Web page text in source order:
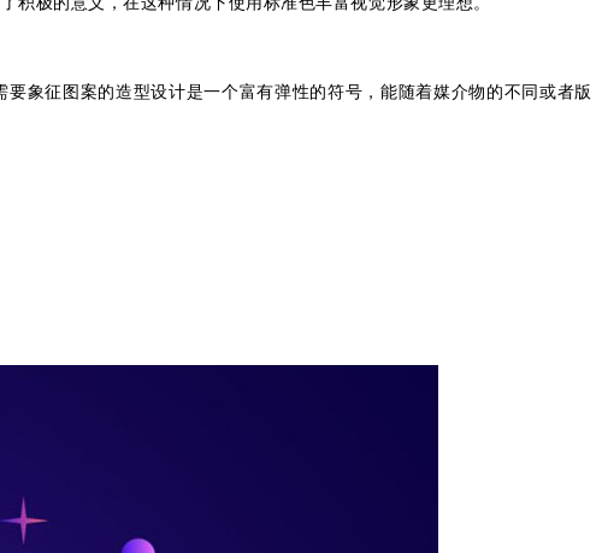
象征图案的造型设计是一个富有弹性的符号，能随着媒介物的不同或者版